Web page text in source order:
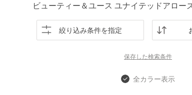
ビューティー＆ユース ユナイテッドアロー
絞り込み条件を指定
保存した検索条件
全カラー表示